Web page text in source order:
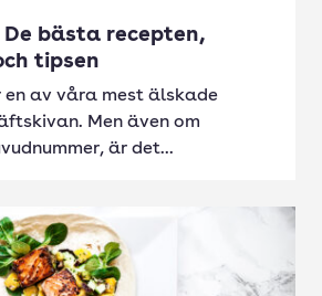
bästa recepten,
tipsen
en av våra mest älskade
Men även om
är det...